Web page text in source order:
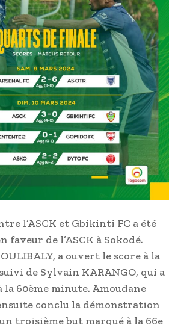
l’ASCK et Gbikinti FC a été
faveur de l’ASCK à Sokodé.
a ouvert le score à la
de Sylvain KARANGO, qui a
la 60ème minute. Amoudane
conclu la démonstration
un troisième but marqué à la 66e